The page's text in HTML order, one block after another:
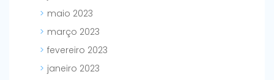
maio 2023
março 2023
fevereiro 2023
janeiro 2023